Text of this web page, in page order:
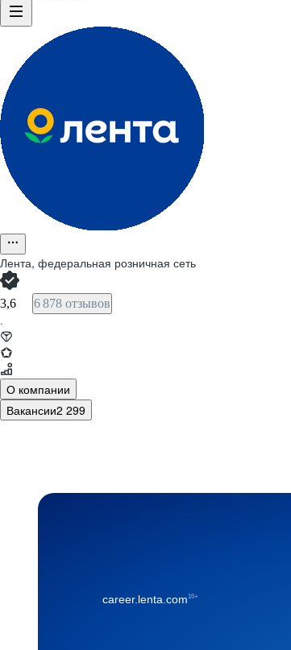
Лента, федеральная розничная сеть
3,6 6 878 отзывов
·
О компании
Вакансии2 299
career.lenta.com16+